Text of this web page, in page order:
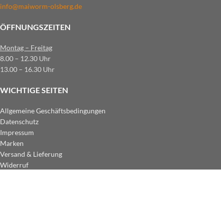
info@maiworm-olsberg.de
ÖFFNUNGSZEITEN
Montag – Freitag
8.00 – 12.30 Uhr
13.00 – 16.30 Uhr
WICHTIGE SEITEN
Allgemeine Geschäftsbedingungen
Datenschutz
Impressum
Marken
Versand & Lieferung
Widerruf